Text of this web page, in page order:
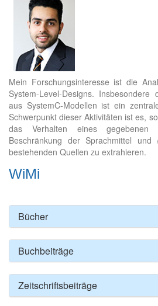
Mein Forschungsinteresse ist die
System-Level-Designs.
aus SystemC-Modellen ist ein
Schwerpunkt dieser Aktivitäten ist es,
das Verhalten eines gegebenen
Beschränkung der Sprachmittel
bestehenden Quellen zu extrahieren.
WiMi
Bücher
Buchbeiträge
Zeitschriftsbeiträge